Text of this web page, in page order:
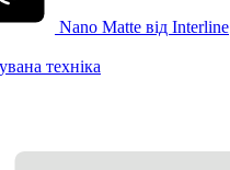
Nano Matte від Interline
техніка